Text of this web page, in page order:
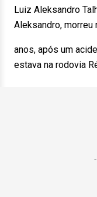
Luiz Aleksandro
Aleksandro, morreu
anos, após um
estava na rodovia